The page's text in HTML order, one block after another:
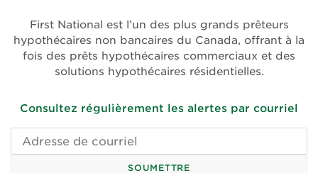
nouvelle
fenêtre)
nouvelle
fenêtre)
First National est l’un des plus grands prêteurs
hypothécaires non bancaires du Canada, offrant à la
fois des prêts hypothécaires commerciaux et des
solutions hypothécaires résidentielles.
Consultez régulièrement les alertes par courriel
Adresse
de
SOUMETTRE